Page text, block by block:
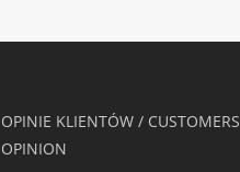
OPINIE KLIENTÓW / CUSTOMERS
OPINION